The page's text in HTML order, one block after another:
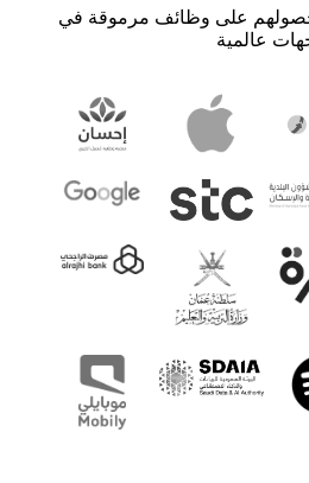
على وظائف مرموقة في
عالمية